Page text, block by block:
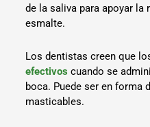
de la saliva para apoyar la
esmalte.
Los dentistas creen que
efectivos cuando se
boca. Puede ser en forma
masticables.